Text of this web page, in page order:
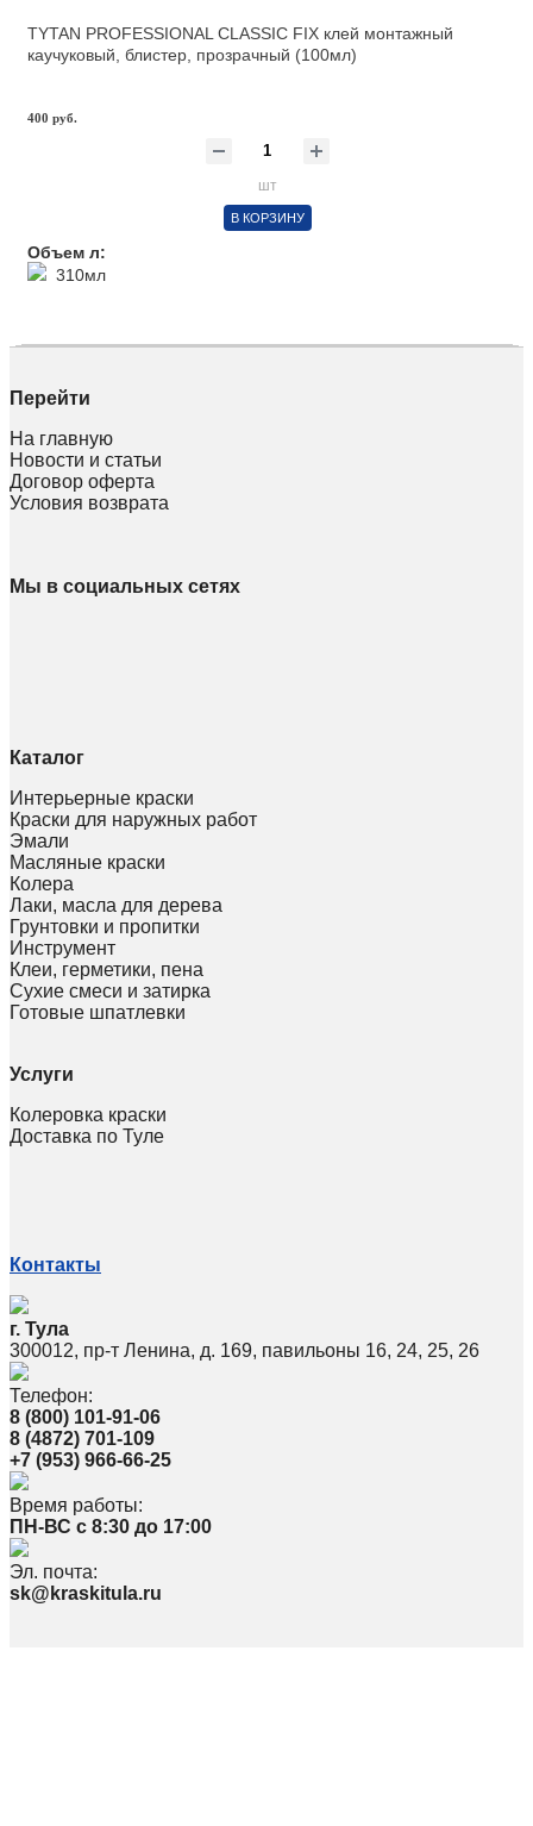
TYTAN PROFESSIONAL CLASSIC FIX клей монтажный
каучуковый, блистер, прозрачный (100мл)
400 руб.
шт
В КОРЗИНУ
Объем л:
310мл
Перейти
На главную
Новости и статьи
Договор оферта
Условия возврата
Мы в социальных сетях
Каталог
Интерьерные краски
Краски для наружных работ
Эмали
Масляные краски
Колера
Лаки, масла для дерева
Грунтовки и пропитки
Инструмент
Клеи, герметики, пена
Сухие смеси и затирка
Готовые шпатлевки
Услуги
Колеровка краски
Доставка по Туле
Контакты
г. Тула
300012, пр-т Ленина, д. 169, павильоны 16, 24, 25, 26
Телефон:
8 (800) 101-91-06
8 (4872) 701-109
+7 (953) 966-66-25
Время работы:
ПН-ВС с 8:30 до 17:00
Эл. почта:
sk@kraskitula.ru